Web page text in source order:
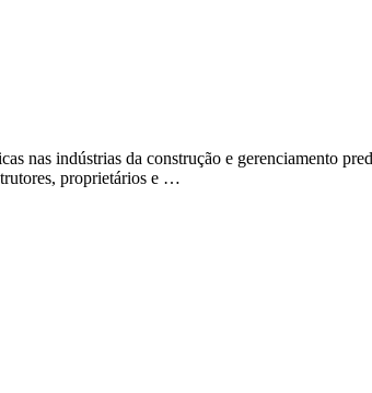
nas indústrias da construção e gerenciamento
proprietários e …